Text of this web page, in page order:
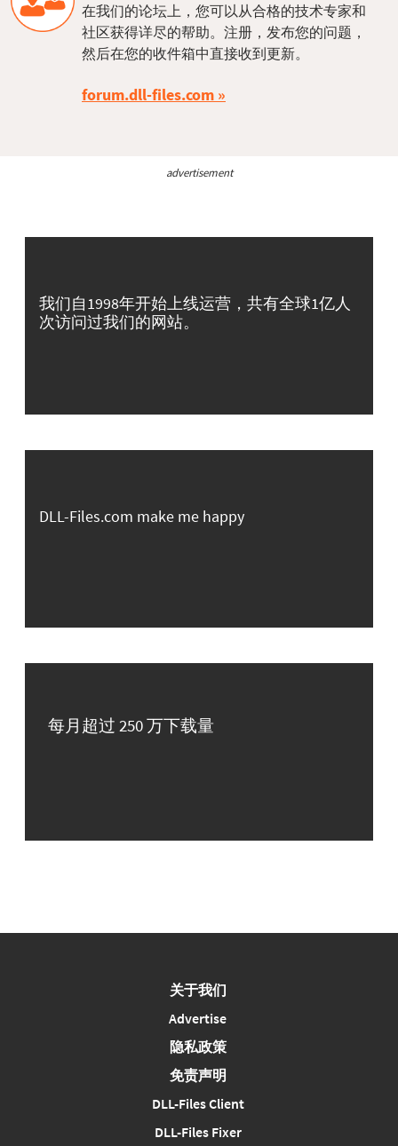
在我们的论坛上，您可以从合格的技术专家和
社区获得详尽的帮助。注册，发布您的问题，
然后在您的收件箱中直接收到更新。
forum.dll-files.com
advertisement
我们自1998年开始上线运营，共有全球1亿人
次访问过我们的网站。
DLL-Files.com make me happy
每月超过 250 万下载量
关于我们
Advertise
隐私政策
免责声明
DLL-Files Client
DLL-Files Fixer